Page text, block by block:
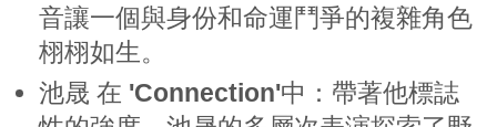
音讓一個與身份和命運鬥爭的複雜角色
栩栩如生。
池晟 在 'Connection'中：帶著他標誌